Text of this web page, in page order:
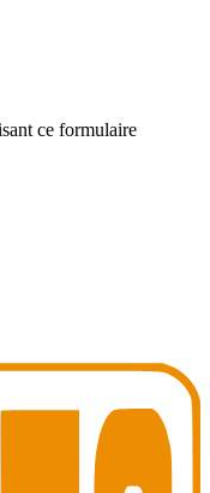
ce formulaire